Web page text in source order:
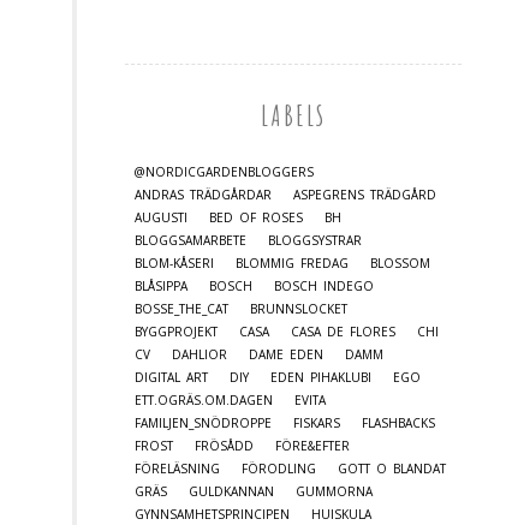
LABELS
@NORDICGARDENBLOGGERS
ANDRAS TRÄDGÅRDAR
ASPEGRENS TRÄDGÅRD
AUGUSTI
BED OF ROSES
BH
BLOGGSAMARBETE
BLOGGSYSTRAR
BLOM-KÅSERI
BLOMMIG FREDAG
BLOSSOM
BLÅSIPPA
BOSCH
BOSCH INDEGO
BOSSE_THE_CAT
BRUNNSLOCKET
BYGGPROJEKT
CASA CASA DE FLORES
CHI
CV
DAHLIOR DAME EDEN
DAMM
DIGITAL ART
DIY EDEN PIHAKLUBI
EGO
ETT.OGRÄS.OM.DAGEN
EVITA
FAMILJEN_SNÖDROPPE
FISKARS
FLASHBACKS
FROST
FRÖSÅDD
FÖRE&EFTER
FÖRELÄSNING
FÖRODLING
GOTT O BLANDAT
GRÄS
GULDKANNAN
GUMMORNA
GYNNSAMHETSPRINCIPEN
HUISKULA